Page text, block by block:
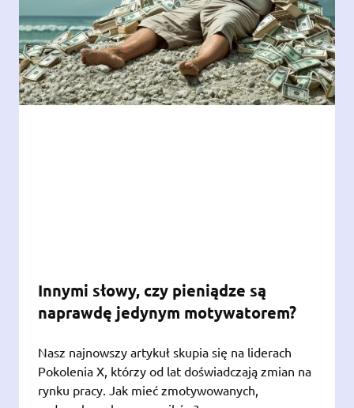
Innymi słowy, czy pieniądze są
naprawdę jedynym motywatorem?
Nasz najnowszy artykuł skupia się na liderach
Pokolenia X, którzy od lat doświadczają zmian na
rynku pracy. Jak mieć zmotywowanych,